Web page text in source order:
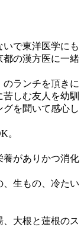
で東洋医学にも
都の漢方医に一緒
ランチを頂きに
しむ友人を幼馴
を聞いて感心し
。
養がありかつ消化
生もの、冷たい
大根と蓮根のス